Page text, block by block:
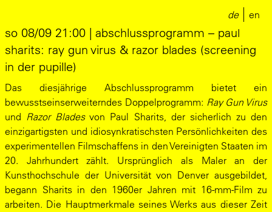
so 08/09 21:00 | abschlussprogramm – paul
sharits: ray gun virus & razor blades (screening
in der pupille)
Das diesjährige Abschlussprogramm bietet ein
bewusstseinserweiterndes Doppelprogramm: Ray Gun Virus
und Razor Bladesvon Paul Sharits, der sicherlich zu den
einzigartigsten und idiosynkratischsten Persönlichkeiten des
experimentellen Filmschaffens in den Vereinigten Staaten im
20. Jahrhundert zählt. Ursprünglich als Maler an der
Kunsthochschule der Universität von Denver ausgebildet,
begann Sharits in den 1960er Jahren mit 16-mm-Film zu
arbeiten. Die Hauptmerkmale seines Werks aus dieser Zeit
de en